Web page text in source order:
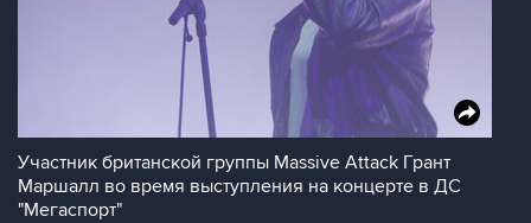
Участник британской группы Massive Attack Грант
Маршалл во время выступления на концерте в ДС
"Мегаспорт"